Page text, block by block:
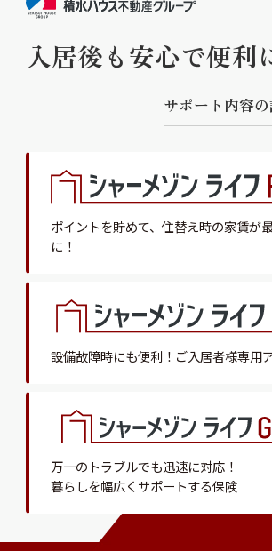
入居後も安心で便利
サポー ト 内容の
ポイントを貯めて、 住替え時の家賃が
に！
設備故障時にも便利！ ご入居者様専用
万一のトラブルでも迅速に対応！
暮らしを幅広くサポートする保険